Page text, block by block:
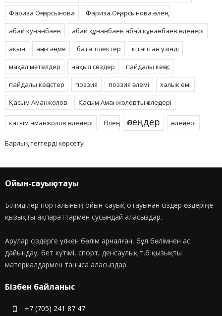
Фариза Оңғарсынова
Фариза Оңғарсынова өлеңі
абай кунанбаев
абай құнанбаев абай құнанбаев өлеңдері
ақын
аңыз әңгіме бата тілектер
кітаптан үзінді
мақал мәтелдер
нақыл сөздер
пайдалы кеңес
пайдалы кеңестер
поэзия поэзия әлемі
халық емі
Қасым Аманжолов
Қасым Аманжоловтың өлеңдері
қасым аманжолов өлеңдері Өлең өлеңдер өлеңдері
Барлық тегтерді көрсету
Ойын-сауық отауы
Білімділер порталының ойын-сауық отауынан сіздер өздеріңе
қызықты ақпараттармен сусындай аласыздар.
Арулар сіздерге үлкен бөлім арналған, бұл бөлімнен ас
дайындау, бет күтімі, спорт, денсаулық т.б қызықты
материалдармен таныса аласыздар.
Бізбен байланыс
+7 (705) 241 87 47